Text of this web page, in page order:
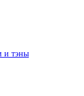
и тэны